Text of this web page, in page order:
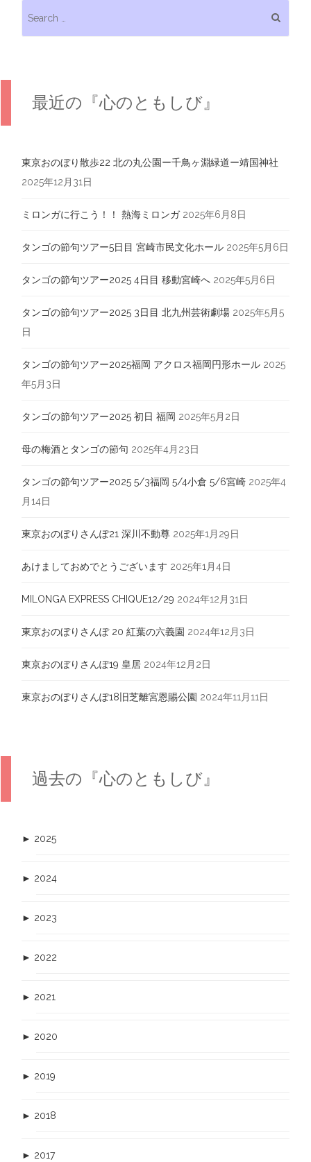
最近の『心のともしび』
東京おのぼり散歩22 北の丸公園ー千鳥ヶ淵緑道ー靖国神社
2025年12月31日
ミロンガに行こう！！ 熱海ミロンガ 2025年6月8日
タンゴの節句ツアー5日目 宮崎市民文化ホール 2025年5月6日
タンゴの節句ツアー2025 4日目 移動宮崎へ 2025年5月6日
タンゴの節句ツアー2025 3日目 北九州芸術劇場 2025年5月5
日
タンゴの節句ツアー2025福岡 アクロス福岡円形ホール 2025
年5月3日
タンゴの節句ツアー2025 初日 福岡 2025年5月2日
母の梅酒とタンゴの節句 2025年4月23日
タンゴの節句ツアー2025 5/3福岡 5/4小倉 5/6宮崎 2025年4
月14日
東京おのぼりさんぽ21 深川不動尊 2025年1月29日
あけましておめでとうございます 2025年1月4日
MILONGA EXPRESS CHIQUE12/29 2024年12月31日
東京おのぼりさんぽ 20 紅葉の六義園 2024年12月3日
東京おのぼりさんぽ19 皇居 2024年12月2日
東京おのぼりさんぽ18旧芝離宮恩賜公園 2024年11月11日
過去の『心のともしび』
► 2025
► 2024
► 2023
► 2022
► 2021
► 2020
► 2019
► 2018
► 2017